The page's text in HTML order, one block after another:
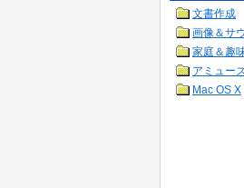
文書作成
画像＆サ
家庭＆趣
アミュー
Mac OS X